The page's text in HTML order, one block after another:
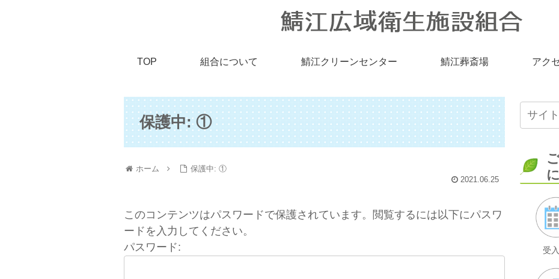
TOP 組合について 鯖江クリーンセンター 鯖江葬斎場 アク
保護中: ①
ホーム 保護中: ①
2021.06.25
このコンテンツはパスワードで保護されています。閲覧するには以下にパスワ
ードを入力してください。
パスワード:
受